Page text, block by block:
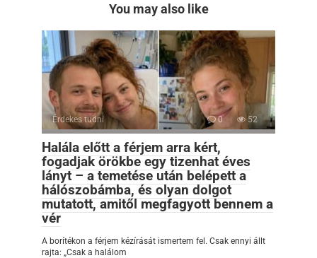
You may also like
Érdekes tudni 0 52
Halála előtt a férjem arra kért,
fogadjak örökbe egy tizenhat éves
lányt – a temetése után belépett a
hálószobámba, és olyan dolgot
mutatott, amitől megfagyott bennem a
vér
A borítékon a férjem kézírását ismertem fel. Csak ennyi állt
rajta: „Csak a halálom